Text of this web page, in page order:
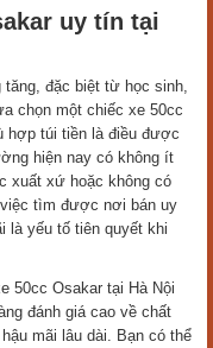
uy tín tại
tăng, đặc biệt từ học sinh,
chọn một chiếc xe 50cc
hợp túi tiền là điều được
hiện nay có không ít
xuất xứ hoặc không có
tìm được nơi bán uy
là yếu tố tiên quyết khi
50cc Osakar tại Hà Nội
đánh giá cao về chất
mãi lâu dài. Bạn có thể